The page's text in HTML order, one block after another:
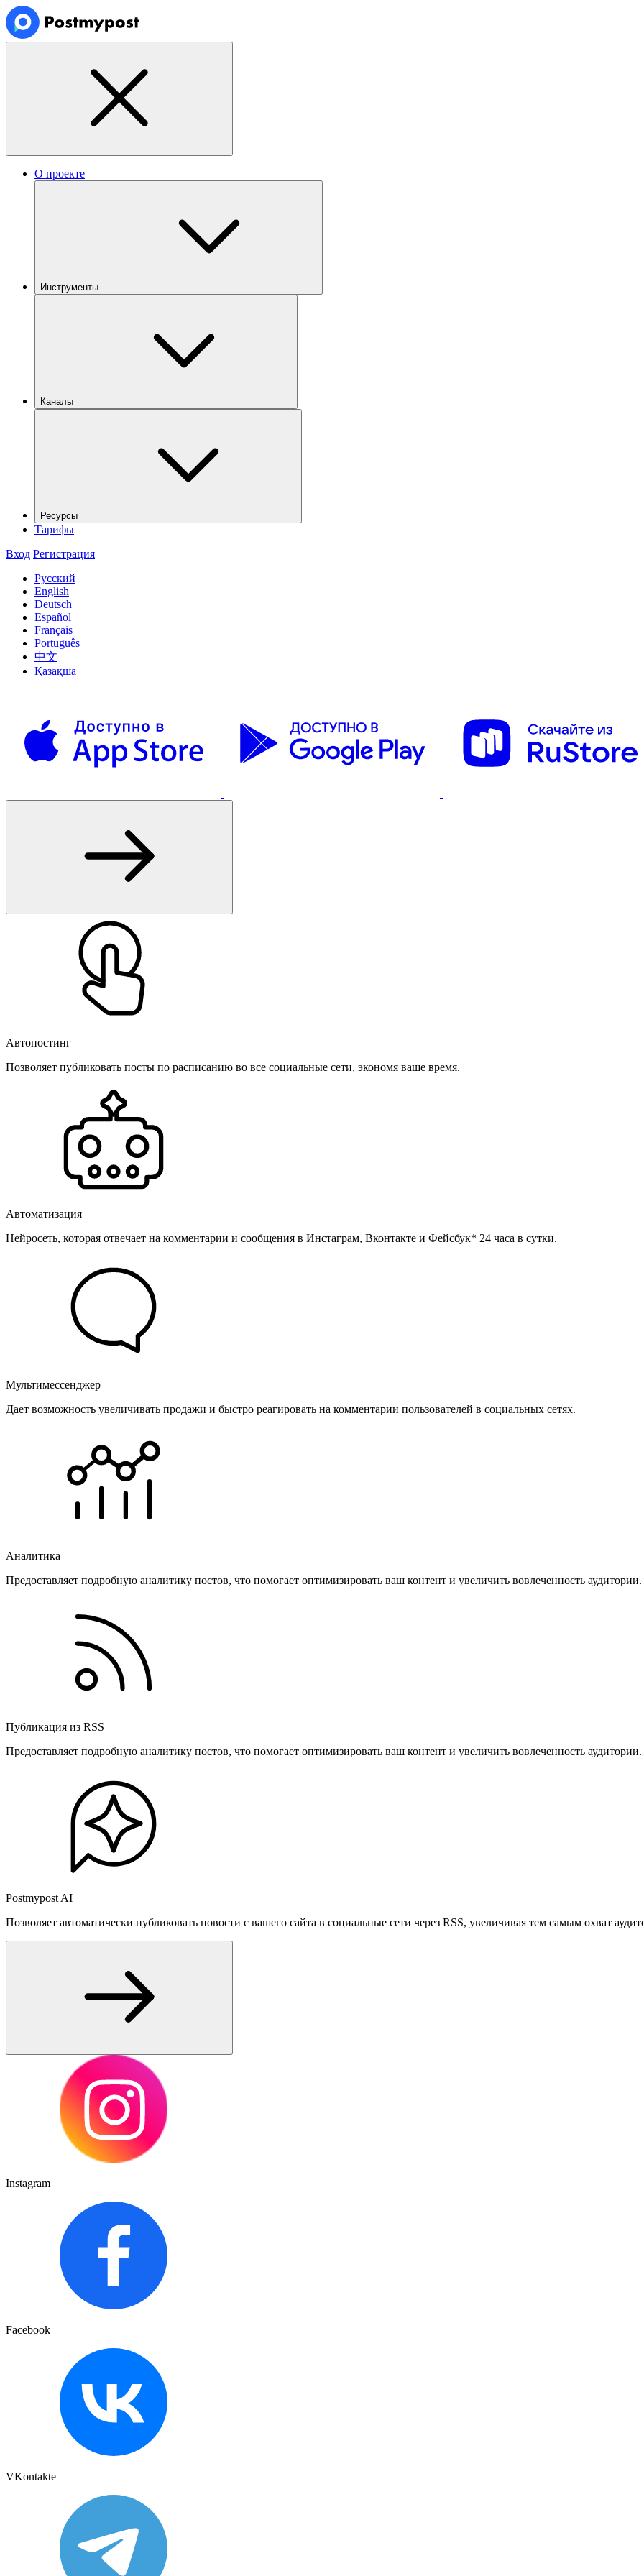
О проекте
Инструменты
Каналы
Ресурсы
Тарифы
Вход Регистрация
Русский
English
Deutsch
Español
Français
Português
中文
Қазақша
Автопостинг
Позволяет публиковать посты по расписанию во все социальные сети, экономя ваше время.
Автоматизация
Нейросеть, которая отвечает на комментарии и сообщения в Инстаграм, Вконтакте и Фейсбук* 24 часа в сутки.
Мультимессенджер
Дает возможность увеличивать продажи и быстро реагировать на комментарии пользователей в социальных сетях.
Аналитика
Предоставляет подробную аналитику постов, что помогает оптимизировать ваш контент и увеличить вовлеченность аудитории.
Публикация из RSS
Предоставляет подробную аналитику постов, что помогает оптимизировать ваш контент и увеличить вовлеченность аудитории.
Postmypost AI
Позволяет автоматически публиковать новости с вашего сайта в социальные сети через RSS, увеличивая тем самым охват
Instagram
Facebook
VKontakte